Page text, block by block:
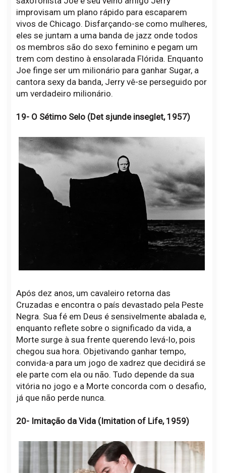
improvisam um plano rápido para escaparem
vivos de Chicago. Disfarçando-se como mulheres,
eles se juntam a uma banda de jazz onde todos
os membros são do sexo feminino e pegam um
trem com destino à ensolarada Flórida. Enquanto
Joe finge ser um milionário para ganhar Sugar, a
cantora sexy da banda, Jerry vê-se perseguido por
um verdadeiro milionário.
19- O Sétimo Selo (Det sjunde inseglet, 1957)
Após dez anos, um cavaleiro retorna das
Cruzadas e encontra o país devastado pela Peste
Negra. Sua fé em Deus é sensivelmente abalada e,
enquanto reflete sobre o significado da vida, a
Morte surge à sua frente querendo levá-lo, pois
chegou sua hora. Objetivando ganhar tempo,
convida-a para um jogo de xadrez que decidirá se
ele parte com ela ou não. Tudo depende da sua
vitória no jogo e a Morte concorda com o desafio,
já que não perde nunca.
20- Imitação da Vida (Imitation of Life, 1959)